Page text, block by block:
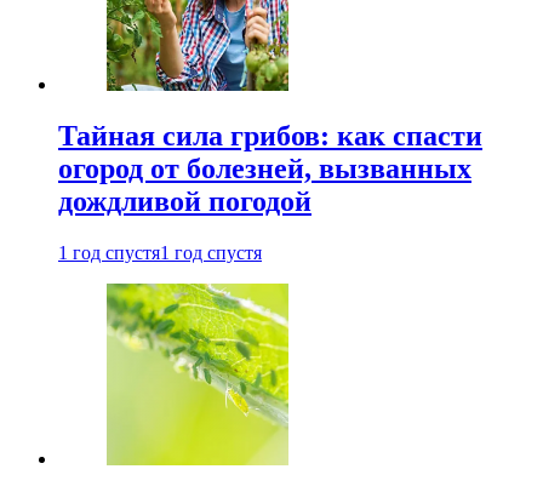
Тайная сила грибов: как спасти
огород от болезней, вызванных
дождливой погодой
1 год спустя1 год спустя